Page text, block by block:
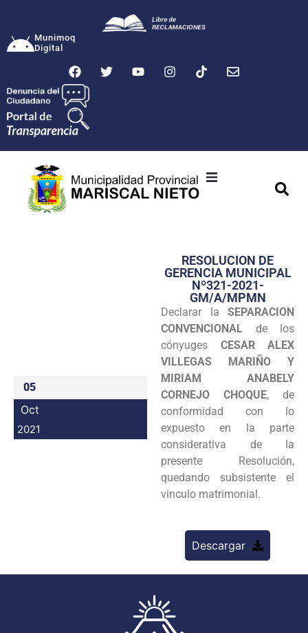
Munimoq
Digital
Transparencia
Seguridad
Programas
Intranet
05
Oct
2021
RESOLUCION DE
GERENCIA MUNICIPAL
Nº321-2021-
GM/A/MPMN
Declarar la SEPARACION
CONVENCIONAL de los
cónyuges CESAR ALEX
VILLEGAS MARIÑO Y
MIRIAM ANABELY
CORNEJO CHOQUE, de
conformidad con lo
expuesto en la parte
considerativa de la
presente Resolución,
quedando subsistente el
vinculo matrimonial.
Descargar